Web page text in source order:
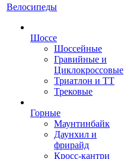
Велосипеды
Шоссе
Шоссейные
Гравийные и
Циклокроссовые
Триатлон и ТТ
Трековые
Горные
Маунтинбайк
Даунхил и
фрирайд
Кросс-кантри